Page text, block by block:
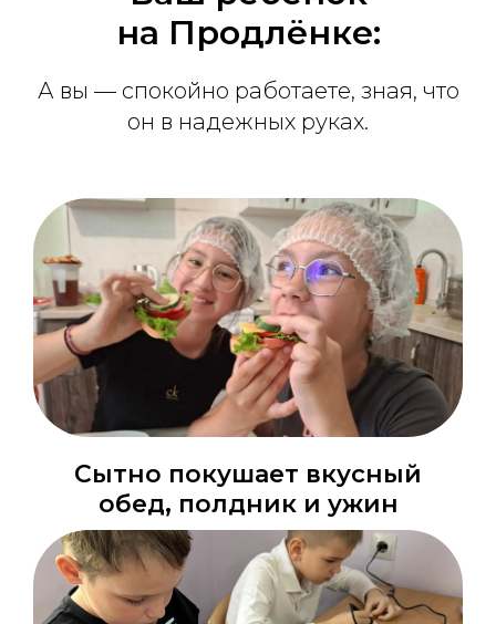
на Продлёнке:
А вы — спокойно работаете, зная, что
он в надежных руках.
Сытно покушает вкусный
обед, полдник и ужин